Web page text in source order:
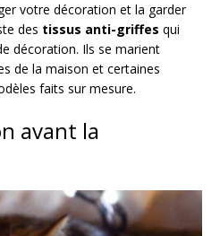
votre décoration et la garder
des tissus anti-griffes qui
décoration. Ils se marient
de la maison et certaines
faits sur mesure.
avant la